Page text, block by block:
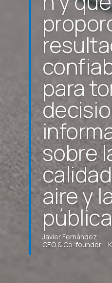
para
sobre
aire y
Javier Fernández
CEO & Co-founder –